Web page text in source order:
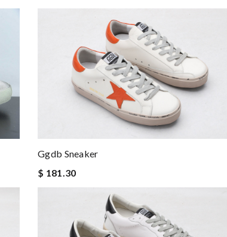
Ggdb Sneaker
$ 181.30